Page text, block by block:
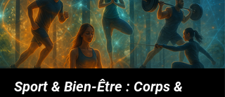
Sport & Bien-Être : Corps &